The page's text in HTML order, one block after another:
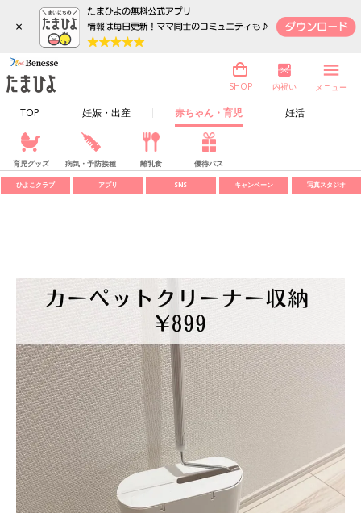
×
TOP 妊娠・出産 赤ちゃん・育児 妊活
SHOP 内祝い メニュー
育児グッズ 病気・予防接種 離乳食 優待パス
ひよこクラブ アプリ SNS キャンペーン 写真スタジオ